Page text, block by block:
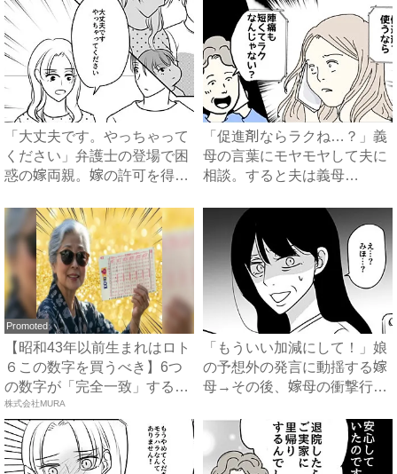
「大丈夫です。やっちゃって
ください」弁護士の登場で困
惑の嫁両親。嫁の許可を得た
「促進剤ならラクね…？」義
母の言葉にモヤモヤして夫に
相談。すると夫は義母
Promoted
【昭和43年以前生まれはロト
６この数字を買うべき】6つ
の数字が「完全一致」する
方...
株式会社MURA
「もういい加減にして！」娘
の予想外の発言に動揺する嫁
母→その後、嫁母の衝撃行動